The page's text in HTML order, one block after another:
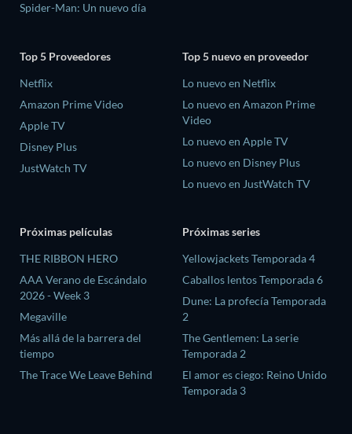
Spider-Man: Un nuevo día
Top 5 Proveedores
Netflix
Amazon Prime Video
Apple TV
Disney Plus
JustWatch TV
Top 5 nuevo en proveedor
Lo nuevo en Netflix
Lo nuevo en Amazon Prime
Video
Lo nuevo en Apple TV
Lo nuevo en Disney Plus
Lo nuevo en JustWatch TV
Próximas películas
THE RIBBON HERO
AAA Verano de Escándalo
2026 - Week 3
Megaville
Más allá de la barrera del
tiempo
The Trace We Leave Behind
Próximas series
Yellowjackets Temporada 4
Caballos lentos Temporada 6
Dune: La profecía Temporada
2
The Gentlemen: La serie
Temporada 2
El amor es ciego: Reino Unido
Temporada 3